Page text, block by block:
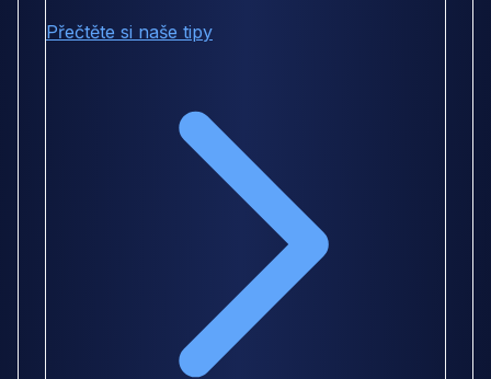
Přečtěte si naše tipy